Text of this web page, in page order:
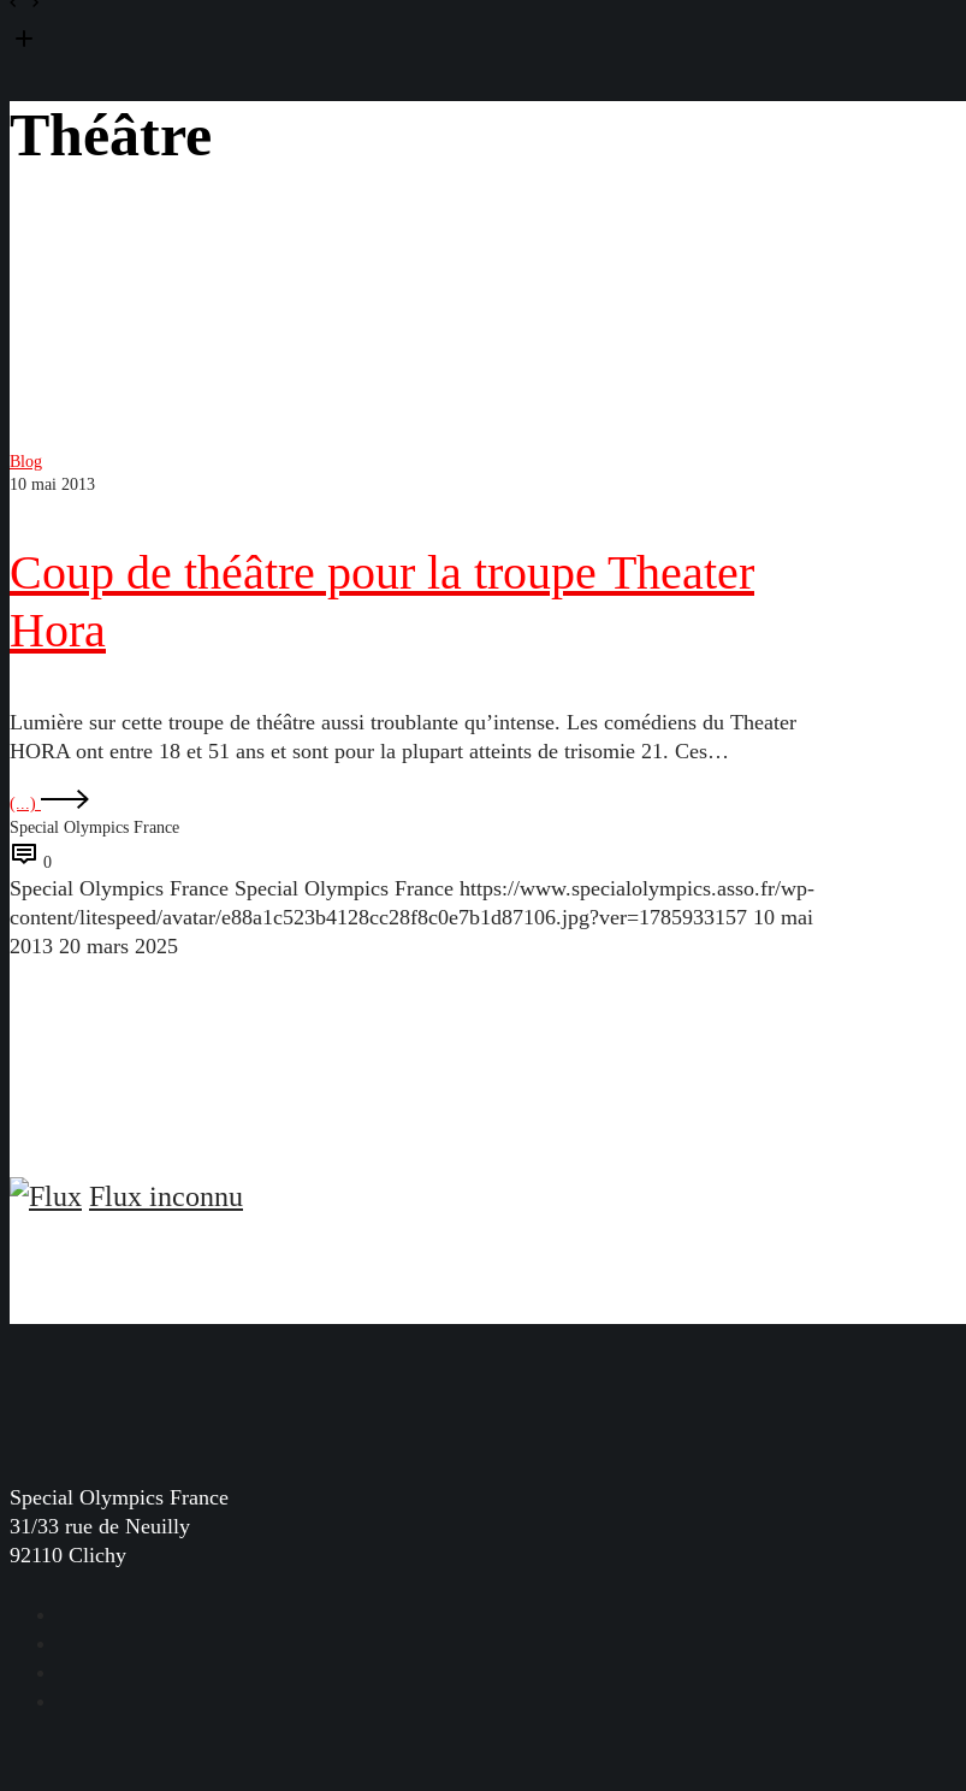
Théâtre
Coup
de
la
Theater
Blog
10 mai 2013
Coup de théâtre pour la troupe Theater
Hora
Lumière sur cette troupe de théâtre aussi troublante qu’intense. Les comédiens du Theater
HORA ont entre 18 et 51 ans et sont pour la plupart atteints de trisomie 21. Ces…
(...)
Special Olympics France
0
Special Olympics France Special Olympics France https://www.specialolympics.asso.fr/wp-
content/litespeed/avatar/e88a1c523b4128cc28f8c0e7b1d87106.jpg?ver=1785933157 10 mai
2013 20 mars 2025
Flux inconnu
Special Olympics France
31/33 rue de Neuilly
92110 Clichy